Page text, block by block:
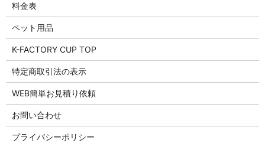
料金表
ペット用品
K-FACTORY CUP TOP
特定商取引法の表示
WEB簡単お見積り依頼
お問い合わせ
プライバシーポリシー